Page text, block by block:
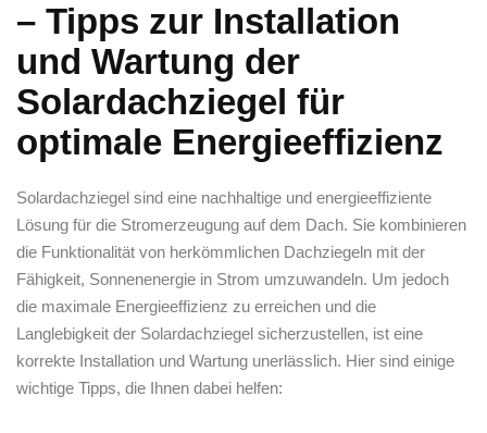
– Tipps zur Installation
und Wartung der
Solardachziegel für
optimale Energieeffizienz
Solardachziegel sind‌ eine nachhaltige und energieeffiziente
Lösung‍ für die Stromerzeugung auf dem Dach. Sie kombinieren
die Funktionalität von herkömmlichen Dachziegeln mit der
Fähigkeit, Sonnenenergie in Strom umzuwandeln. Um jedoch
die maximale ⁢Energieeffizienz zu erreichen und die
Langlebigkeit der Solardachziegel sicherzustellen, ist eine
korrekte Installation und Wartung ‍unerlässlich. Hier sind einige
wichtige Tipps, die Ihnen dabei helfen: